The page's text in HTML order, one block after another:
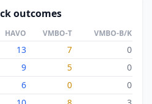
outcomes
HAVO VMBO-T VMBO-B/K
13 7
0
9 5
0
6 0
0